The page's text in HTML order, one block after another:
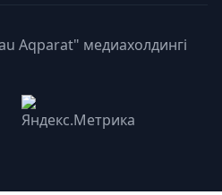
Aqparat" медиахолдингі